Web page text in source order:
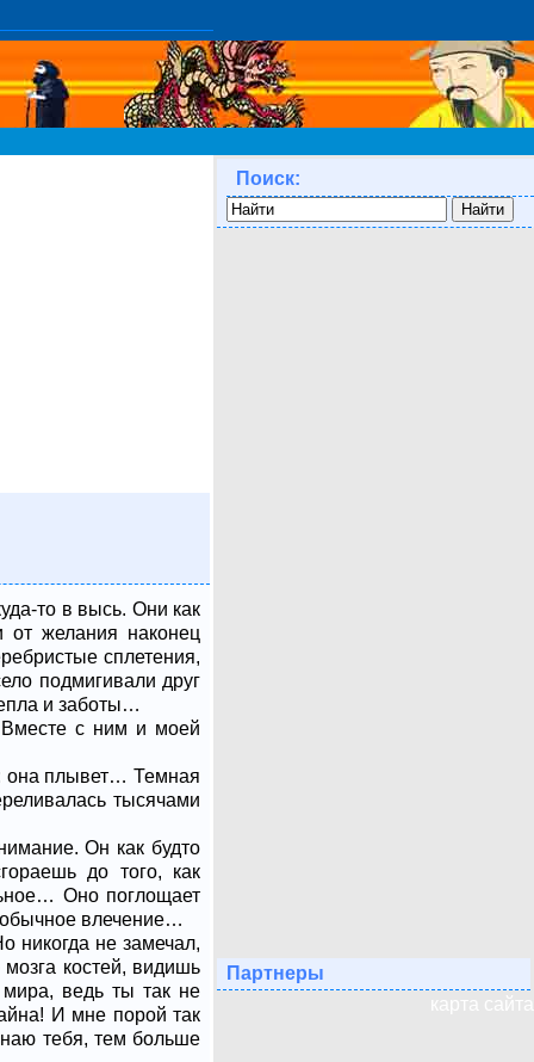
то в высь. Они как
от желания наконец
сплетения,
подмигивали друг
и заботы…
с ним и моей
она плывет… Темная
тысячами
Он как будто
до того, как
Оно поглощает
влечение…
никогда не замечал,
костей, видишь
ведь ты так не
И мне порой так
тебя, тем больше
Поиск:
Партнеры